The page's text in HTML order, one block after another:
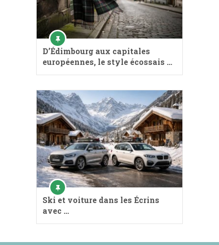
D’Édimbourg aux capitales
européennes, le style écossais …
Ski et voiture dans les Écrins
avec …